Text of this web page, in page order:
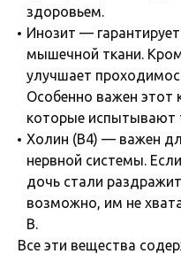
здоровьем.
Инозит —
мышечной ткани.
улучшает
Особенно важен этот
которые испытывают
Холин (В4) — важен
нервной системы.
дочь стали
возможно, им не
В.
Все эти вещества